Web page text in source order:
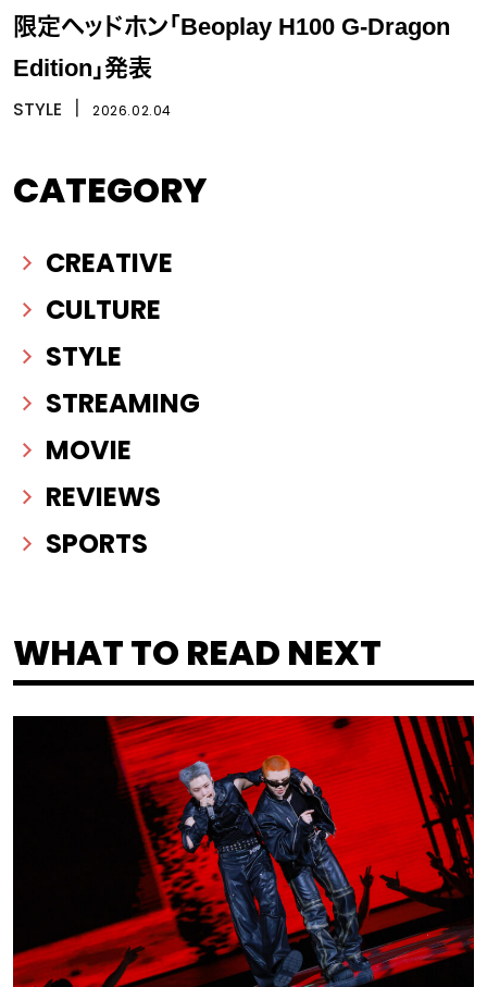
限定ヘッドホン「Beoplay H100 G-Dragon
Edition」発表
STYLE 2026.02.04
CATEGORY
CREATIVE
CULTURE
STYLE
STREAMING
MOVIE
REVIEWS
SPORTS
WHAT TO READ NEXT